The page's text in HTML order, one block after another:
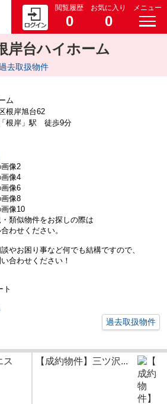
閲覧履歴
0
お気に入り
0
メニュー
岸台ハイホーム
去取扱物件
ム
根岸旭台62
根岸」駅 徒歩9分
類似物件をお探しの際は
わせください。
やお困り事など何でも結構ですので、
合わせください！
ト
過去取扱物件
ス
【成約物件】三ツ沢...